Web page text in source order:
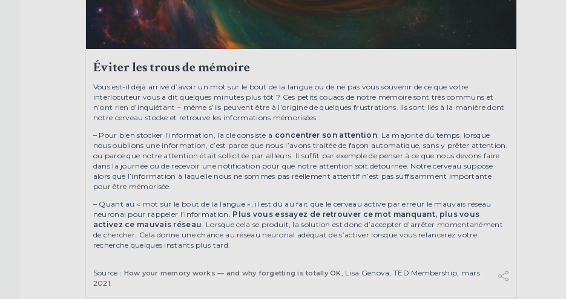
Éviter les trous de mémoire
Vous est-il déjà arrivé d’avoir un mot sur le bout de la langue ou de ne pas vous souvenir de ce que votre
interlocuteur vous a dit quelques minutes plus tôt ? Ces petits couacs de notre mémoire sont très communs et
n’ont rien d’inquiétant – même s’ils peuvent être à l’origine de quelques frustrations. Ils sont liés à la manière dont
notre cerveau stocke et retrouve les informations mémorisées :
– Pour bien stocker l’information, la clé consiste à concentrer son attention. La majorité du temps, lorsque
nous oublions une information, c’est parce que nous l’avons traitée de façon automatique, sans y prêter attention,
ou parce que notre attention était sollicitée par ailleurs. Il suffit par exemple de penser à ce que nous devons faire
dans la journée ou de recevoir une notification pour que notre attention soit détournée. Notre cerveau suppose
alors que l’information à laquelle nous ne sommes pas réellement attentif n’est pas suffisamment importante
pour être mémorisée.
– Quant au « mot sur le bout de la langue », il est dû au fait que le cerveau active par erreur le mauvais réseau
neuronal pour rappeler l’information. Plus vous essayez de retrouver ce mot manquant, plus vous
activez ce mauvais réseau . Lorsque cela se produit, la solution est donc d’accepter d’arrêter momentanément
de chercher. Cela donne une chance au réseau neuronal adéquat de s’activer lorsque vous relancerez votre
recherche quelques instants plus tard.
Source : How your memory works — and why forgetting is totally OK , Lisa Genova, TED Membership, mars
2021.